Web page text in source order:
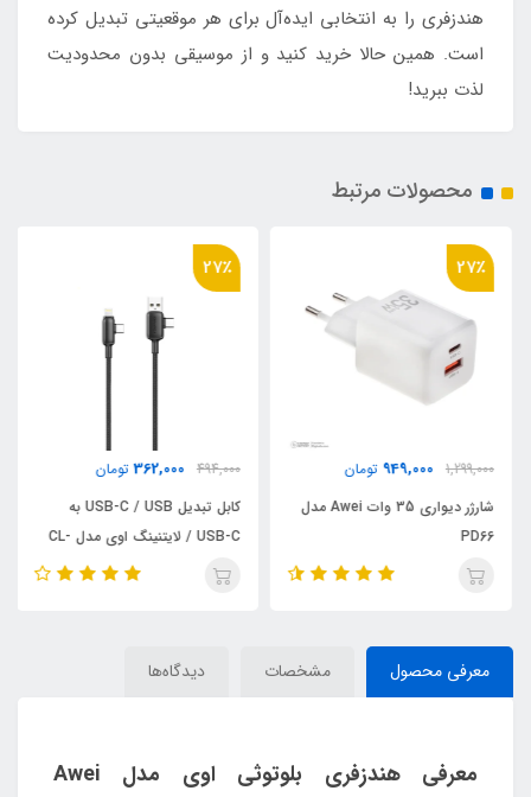
هندزفری را به انتخابی ایده‌آل برای هر موقعیتی تبدیل کرده
است. همین حالا خرید کنید و از موسیقی بدون محدودیت
لذت ببرید!
محصولات مرتبط
27٪
1,299,000
949,000 تومان
شارژر دیواری 35 وات Awei مدل
PD66
27٪
494,000
362,000 تومان
کابل تبدیل USB-C / USB به
USB-C / لایتنینگ اوی مدل CL-
181 60W طول 1 متر
معرفی محصول مشخصات دیدگاه‌ها
معرفی هندزفری بلوتوثی اوی مدل Awei